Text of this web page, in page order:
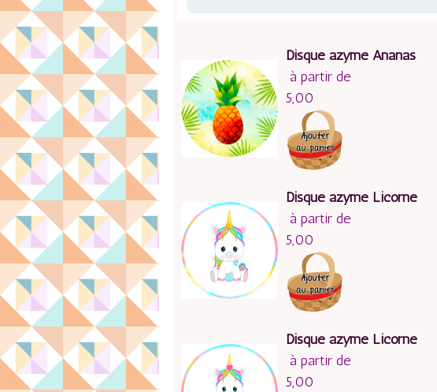
Disque azyme Ananas
à partir de
5,00
Disque azyme Licorne
à partir de
5,00
Disque azyme Licorne
à partir de
5,00